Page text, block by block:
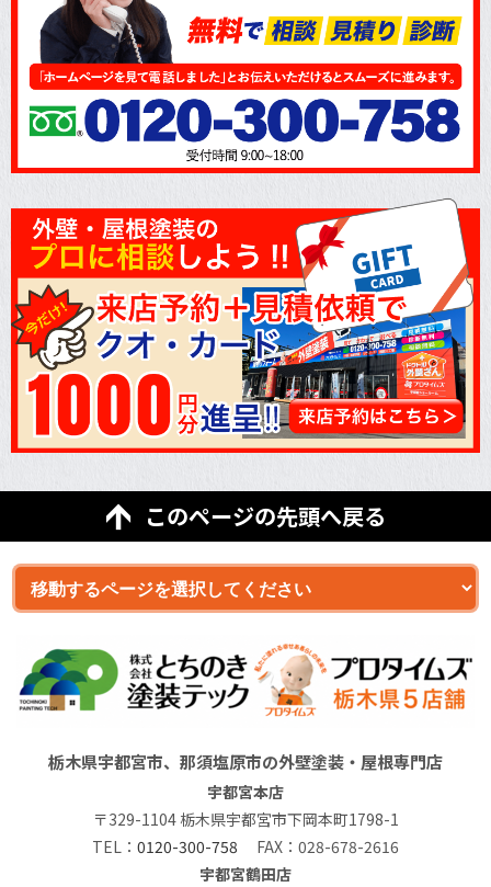
このページの先頭へ戻る
栃木県宇都宮市、那須塩原市の外壁塗装・屋根専門店
宇都宮本店
〒329-1104 栃木県宇都宮市下岡本町1798-1
TEL： 0120-300-758 FAX：028-678-2616
宇都宮鶴田店